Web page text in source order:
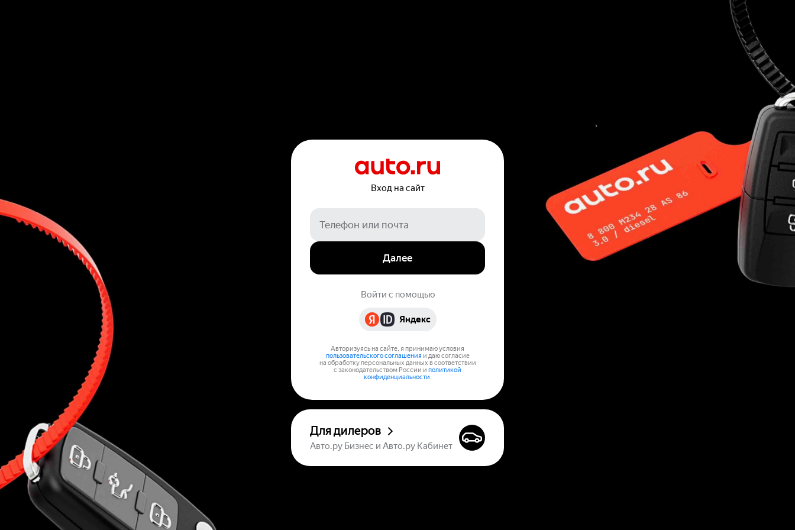
Вход на сайт
Далее
Войти с помощью
Яндекс
Авторизуясь на сайте, я принимаю условия
пользовательского соглашения и даю согласие
на обработку персональных данных в соответствии
с законодательством России и политикой
конфиденциальности.
Для дилеров
Авто.ру Бизнес и Авто.ру Кабинет